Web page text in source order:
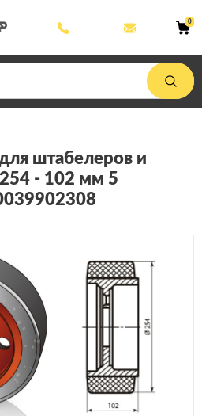
33
0
штабелеров и
- 102 мм 5